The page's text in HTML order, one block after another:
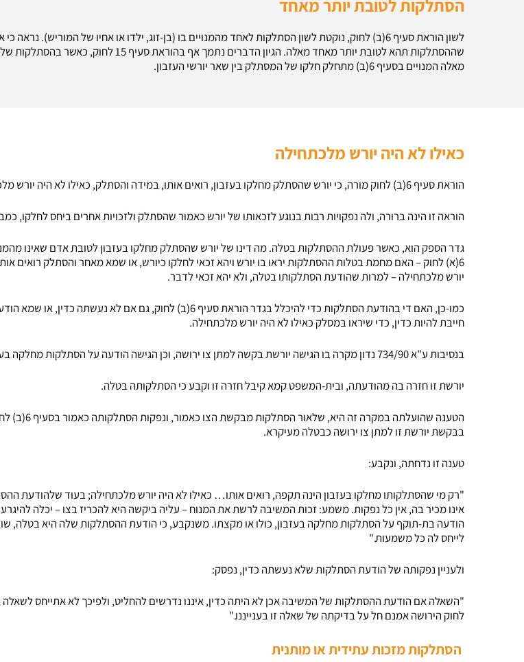
הסתלקות לטובת יותר מאחד
לשון הוראת סעיף 6(ב) לחוק, נוקטת לשון הסתלקות לאחד מהמנויים בו (בן-זוג, ילדו או אחיו של המוריש). נראה
שההסתלקות תהא לטובת יותר מאחד מאלה. הגיון הדברים נתמך אף בהוראת
מאלה המנויים בסעיף 6(ב) מתחלק חלקו של המסתלק בין שאר יורשי העזבון.
כאילו לא היה יורש מלכתחילה
הוראת סעיף 6(ב) לחוק מורה, כי יורש שהסתלק מחלקו בעזבון, רואים אותו, במידה והסתלק, כאילו לא היה יורש מלכתחילה.
הוראה זו הינה ברורה, ולה נפקויות רבות בנוגע לזכאותו של יורש כאמור שהסתלק ולזכויות אחרים ביחס לחלקו,
גדר הספק הוא, כאשר פעולת ההסתלקות בטלה. מה דינו של יורש שהסתלק מחלקו בעזבון לטובת אדם שאינו
6(א) לחוק – האם מחמת בטלות ההסתלקות יראו בו יורש ויהא זכאי לחלקו כיורש, או שמא מאחר והסתלק רואים
יורש מלכתחילה – למרות שהודעת הסתלקותו בטלה, ולא יהא זכאי לדבר.
כמו-כן, האם די בהודעת הסתלקות כדי להיכלל בגדר הוראת סעיף 6(ב) לחוק, גם אם לא נעשתה
חייבת להיות כדין, כדי שיראו במסלק כאילו לא היה יורש מלכתחילה.
בנסיבות ע"א 734/90 נדון מקרה בו הגישה יורשת בקשה למתן צו ירושה, וכן הגישה הודעה על הסתלקות מחלקה בעזבון.
יורשת זו חזרה בה מהודעתה, ובית-המשפט קמא קיבל חזרה זו וקבע כי הסתלקותה בטלה.
הטענה שהועלתה במקרה זה היא,
בבקשת יורשת זו למתן צו ירושה כבטלה מעיקרא.
טענה זו נדחתה, ונקבע:
"רק מי שהסתלקותו מחלקו בעזבון הינה תקפה, רואים אותו… כאילו לא היה יורש מלכתחילה; בעוד שלהודעת
אינו מכיר בה, אין כל נפקות. משמע: זכות המשיבה לרשת את המנוח – עליה ביקשה היא להכריז בצו – יכלה
הודעה בת-תוקף על הסתלקות מחלקה בעזבון, כולו או מקצתו. משנקבע, כי הודעת ההסתלקות שלה היא בטלה,
לייחס לה כל משמעות."
ולעניין נפקותה של הודעת הסתלקות שלא נעשתה כדין, נפסק:
לחוק הירושה אמנם חל על בדיקתה של שאלה זו בענייננו."
הסתלקות מזכות עתידית או מותנית